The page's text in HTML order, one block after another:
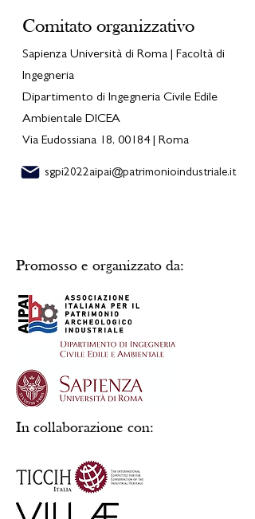
Comitato organizzativo
Sapienza Università di Roma | Facoltà di
Ingegneria
Dipartimento di Ingegneria Civile Edile
Ambientale DICEA
Via Eudossiana 18, 00184 | Roma
sgpi2022aipai@patrimonioindustriale.it
Promosso e organizzato da:
In collaborazione con: